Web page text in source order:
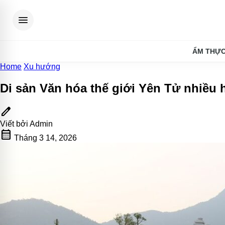
menu
ẨM
Home Xu hướng
Di sản Văn hóa thế giới Yên Tử nhiều
edit
Viết bởi Admin
calendar_month Tháng 3 14, 2026